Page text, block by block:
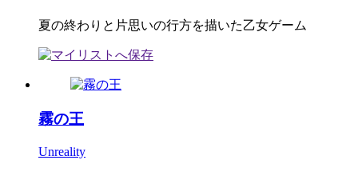
夏の終わりと片思いの行方を描いた乙女ゲーム
霧の王
Unreality